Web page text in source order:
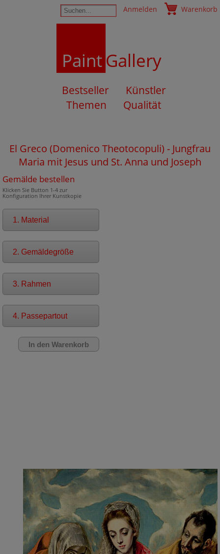
Anmelden Warenkorb
PaintGallery
Bestseller
Künstler
Themen
Qualität
El Greco (Domenico Theotocopuli) - Jungfrau
Maria mit Jesus und St. Anna und Joseph
Gemälde bestellen
Klicken Sie Button 1-4 zur
Konfiguration Ihrer Kunstkopie
1. Material
2. Gemäldegröße
3. Rahmen
4. Passepartout